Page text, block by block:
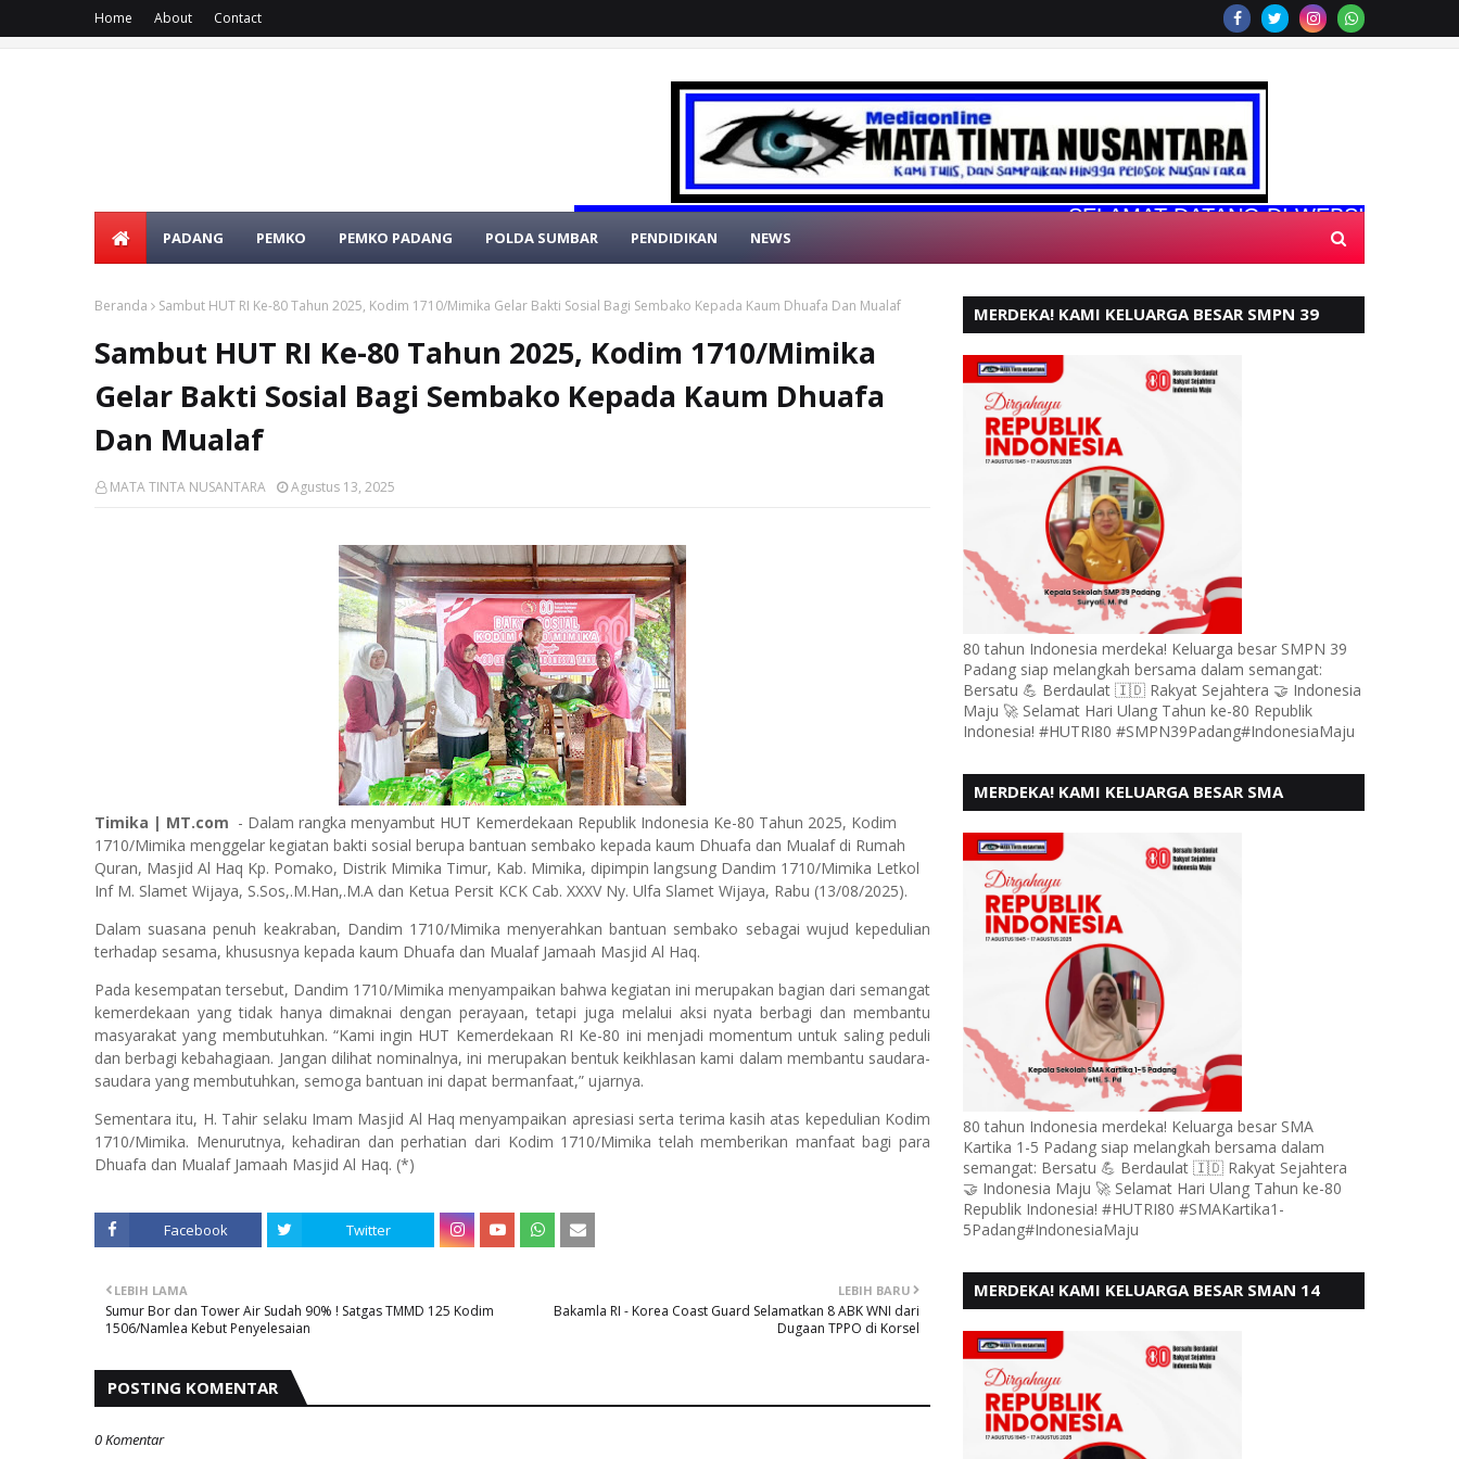
Home About Contact
SELAMAT DATANG DI WEBSITE RESMI MATA
PADANG PEMKO PEMKO PADANG POLDA SUMBAR PENDIDIKAN NEWS
Beranda Sambut HUT RI Ke-80 Tahun 2025, Kodim 1710/Mimika Gelar Bakti Sosial Bagi Sembako Kepada Kaum Dhuafa Dan Mualaf
Sambut HUT RI Ke-80 Tahun 2025, Kodim 1710/Mimika
Gelar Bakti Sosial Bagi Sembako Kepada Kaum Dhuafa
Dan Mualaf
MATA TINTA NUSANTARA Agustus 13, 2025
Timika | MT.com - Dalam rangka menyambut HUT Kemerdekaan Republik Indonesia Ke-80 Tahun 2025, Kodim
1710/Mimika menggelar kegiatan bakti sosial berupa bantuan sembako kepada kaum Dhuafa dan Mualaf di Rumah
Quran, Masjid Al Haq Kp. Pomako, Distrik Mimika Timur, Kab. Mimika, dipimpin langsung Dandim 1710/Mimika Letkol
Inf M. Slamet Wijaya, S.Sos,.M.Han,.M.A dan Ketua Persit KCK Cab. XXXV Ny. Ulfa Slamet Wijaya, Rabu (13/08/2025).
Dalam suasana penuh keakraban, Dandim 1710/Mimika menyerahkan bantuan sembako sebagai wujud kepedulian
terhadap sesama, khususnya kepada kaum Dhuafa dan Mualaf Jamaah Masjid Al Haq.
Pada kesempatan tersebut, Dandim 1710/Mimika menyampaikan bahwa kegiatan ini merupakan bagian dari semangat
kemerdekaan yang tidak hanya dimaknai dengan perayaan, tetapi juga melalui aksi nyata berbagi dan membantu
masyarakat yang membutuhkan. “Kami ingin HUT Kemerdekaan RI Ke-80 ini menjadi momentum untuk saling peduli
dan berbagi kebahagiaan. Jangan dilihat nominalnya, ini merupakan bentuk keikhlasan kami dalam membantu saudara-
saudara yang membutuhkan, semoga bantuan ini dapat bermanfaat,” ujarnya.
Sementara itu, H. Tahir selaku Imam Masjid Al Haq menyampaikan apresiasi serta terima kasih atas kepedulian Kodim
1710/Mimika. Menurutnya, kehadiran dan perhatian dari Kodim 1710/Mimika telah memberikan manfaat bagi para
Dhuafa dan Mualaf Jamaah Masjid Al Haq. (*)
Facebook Twitter
LEBIH BARU
Bakamla RI - Korea Coast Guard Selamatkan 8 ABK WNI dari
Dugaan TPPO di Korsel
LEBIH LAMA
Sumur Bor dan Tower Air Sudah 90% ! Satgas TMMD 125 Kodim
1506/Namlea Kebut Penyelesaian
POSTING KOMENTAR
0 Komentar
MERDEKA! KAMI KELUARGA BESAR SMPN 39
80 tahun Indonesia merdeka! Keluarga besar SMPN 39
Padang siap melangkah bersama dalam semangat:
Bersatu 💪 Berdaulat 🇮🇩 Rakyat Sejahtera 🤝 Indonesia
Maju 🚀 Selamat Hari Ulang Tahun ke-80 Republik
Indonesia! #HUTRI80 #SMPN39Padang#IndonesiaMaju
MERDEKA! KAMI KELUARGA BESAR SMA
KE - 80, MOTO" BERSATU BERD
80 tahun Indonesia merdeka! Keluarga besar SMA
Kartika 1-5 Padang siap melangkah bersama dalam
semangat: Bersatu 💪 Berdaulat 🇮🇩 Rakyat Sejahtera
🤝 Indonesia Maju 🚀 Selamat Hari Ulang Tahun ke-80
Republik Indonesia! #HUTRI80 #SMAKartika1-
5Padang#IndonesiaMaju
MERDEKA! KAMI KELUARGA BESAR SMAN 14